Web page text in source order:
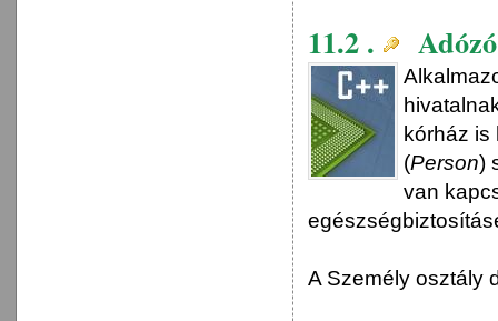
11.2 .
kórház
(Person)
van
A Személy osztály